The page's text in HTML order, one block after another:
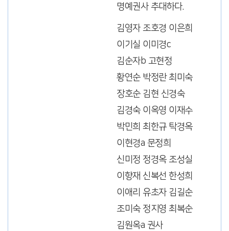
명예권사 추대하다.
김영자 조호경 이은희
이기실 이미경c
김순자b 고현정
황연순 박정란 최미숙
장호순 김현 신경숙
김경숙 이옥영 이재수
박민희 최한규 탁경옥
이현경a 문정희
신미정 정경옥 조성실
이향재 신복선 한성희
이애리 유초자 김길순
조미숙 정지영 최복순
김원옥a 권사